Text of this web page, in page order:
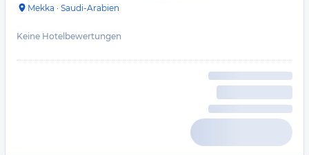
Mekka · Saudi-Arabien
Keine Hotelbewertungen